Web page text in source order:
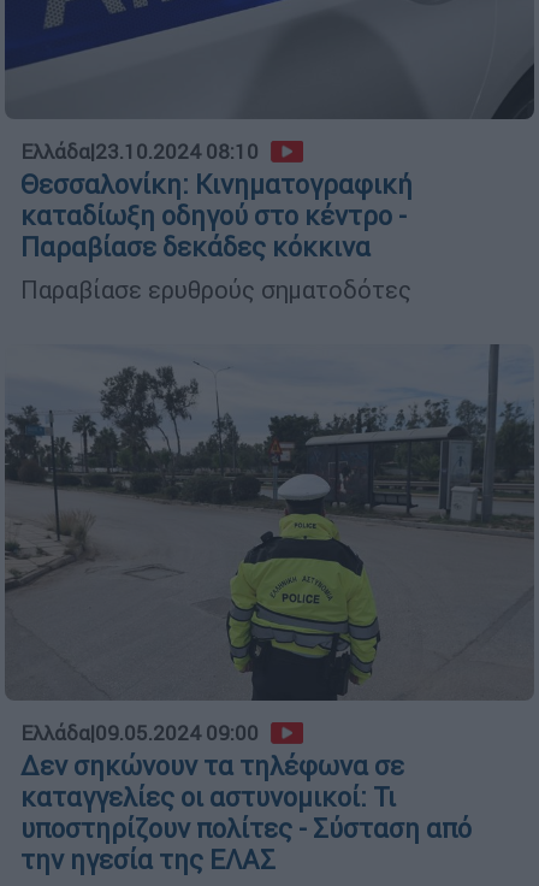
Ελλάδα|23.10.2024 08:10
Θεσσαλονίκη: Κινηματογραφική
καταδίωξη οδηγού στο κέντρο -
Παραβίασε δεκάδες κόκκινα
Παραβίασε ερυθρούς σηματοδότες
Ελλάδα|09.05.2024 09:00
Δεν σηκώνουν τα τηλέφωνα σε
καταγγελίες οι αστυνομικοί: Τι
υποστηρίζουν πολίτες - Σύσταση από
την ηγεσία της ΕΛΑΣ